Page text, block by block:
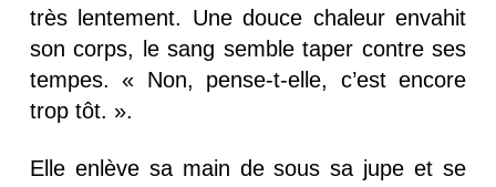
très lentement. Une douce chaleur envahit
son corps, le sang semble taper contre ses
tempes. « Non, pense-t-elle, c’est encore
trop tôt. ».
Elle enlève sa main de sous sa jupe et se